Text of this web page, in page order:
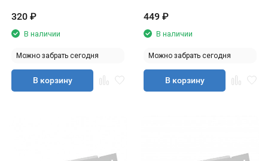
320 ₽
В наличии
Можно забрать сегодня
В корзину
449 ₽
В наличии
Можно забрать сегодня
В корзину